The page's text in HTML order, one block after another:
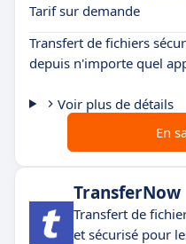
Tarif sur demande
Transfert de fichiers
depuis n'importe quel
Voir plus de détails
En
TransferNow
Transfert de
et sécurisé pour